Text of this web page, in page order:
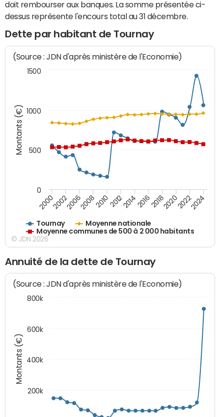
doit rembourser aux banques. La somme présentée ci-
dessus représente l'encours total au 31 décembre.
Dette par habitant de Tournay
Montants (€)
(Source : JDN d'après ministère de l'Economie)
Tournay
Moyenne nationale
Moyenne communes de 500 à 2 000 habitants
200020022006200820102012201420162018202020222024
0
500
1000
1500
© JDN 2026
Annuité de la dette de Tournay
Montants (€)
(Source : JDN d'après ministère de l'Economie)
200k
400k
600k
800k